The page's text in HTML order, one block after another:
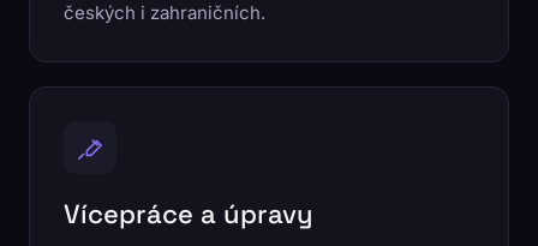
českých i zahraničních.
Vícepráce a úpravy